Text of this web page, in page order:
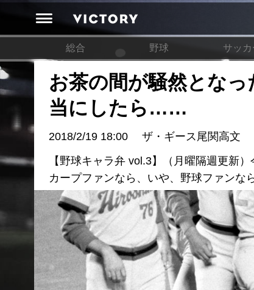
総合 野球 サッカ
お茶の間が騒然とな
当にしたら……
2018/2/19 18:00
ザ・ギース尾関高文
【野球キャラ弁 vol.3】（月曜隔週更新
カープファンなら、いや、野球ファンな